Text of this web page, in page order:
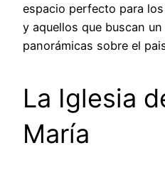
espacio perfecto para
y aquellos que buscan
panorámicas sobre el
La Iglesia
María